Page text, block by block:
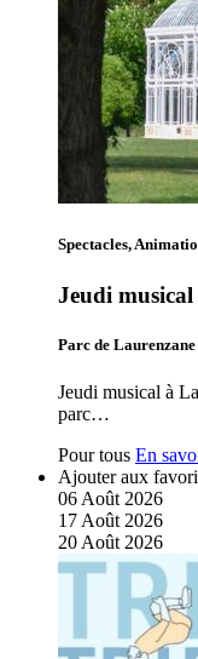
Spectacles,
Jeudi
Parc de Laurenzane
Jeudi musical à
parc…
Pour tous En
Ajouter aux
06 Août 2026
17 Août 2026
20 Août 2026